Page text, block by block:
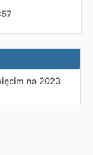
na 2023